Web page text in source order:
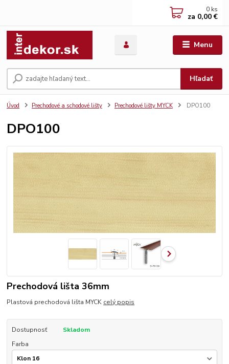
Menu
Hľadať
0 ks
za 0,00 €
Úvod Prechodové a schodové lišty Prechodové lišty MYCK DPO100
DPO100
Prechodová lišta 36mm
Plastová prechodová lišta MYCK celý popis
Dostupnosť
Skladom
Farba